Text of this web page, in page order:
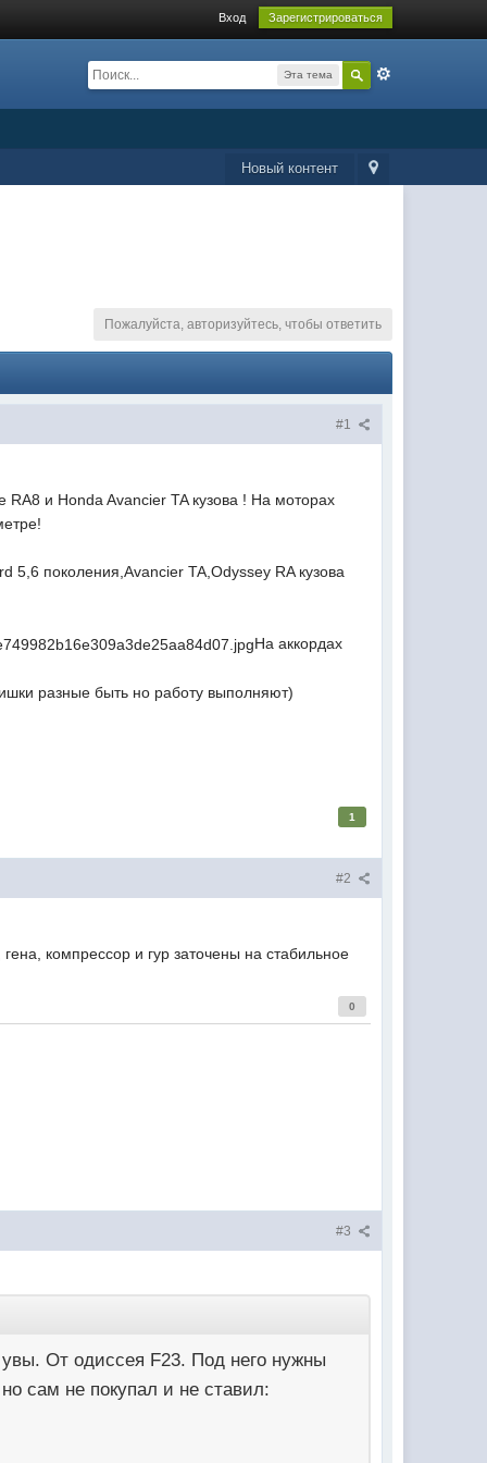
Вход Зарегистрироваться
Эта тема
Новый контент
Пожалуйста, авторизуйтесь, чтобы ответить
#1
и Honda Avancier TA кузова ! На моторах
5,6 поколения,Avancier TA,Odyssey RA кузова
На аккордах
разные быть но работу выполняют)
1
#2
компрессор и гур заточены на стабильное
0
#3
От одиссея F23. Под него нужны
сам не покупал и не ставил: